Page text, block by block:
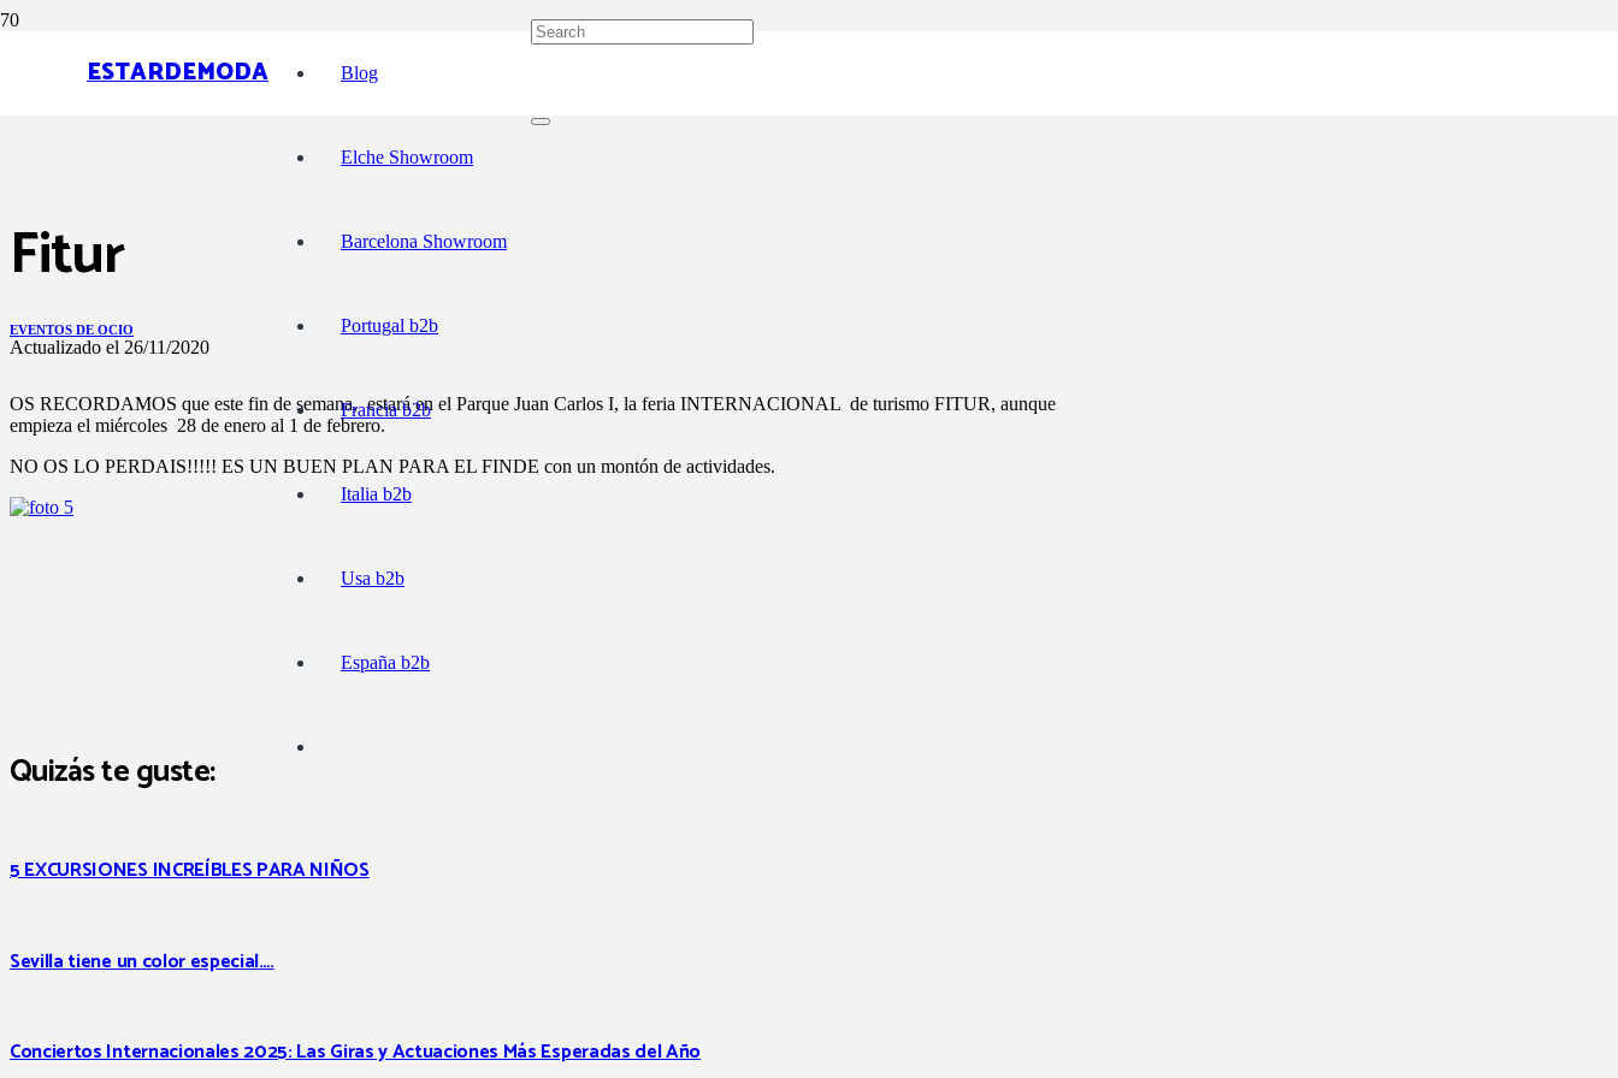
ESTARDEMODA Blog
Elche Showroom
Barcelona Showroom
Portugal b2b
Francia b2b
Italia b2b
Usa b2b
España b2b
Fitur
EVENTOS DE OCIO
Actualizado el 26/11/2020
OS RECORDAMOS que este fin de semana, estará en el Parque Juan Carlos I, la feria INTERNACIONAL de turismo FITUR, aunque
empieza el miércoles 28 de enero al 1 de febrero.
NO OS LO PERDAIS!!!!! ES UN BUEN PLAN PARA EL FINDE con un montón de actividades.
Quizás te guste:
5 EXCURSIONES INCREÍBLES PARA NIÑOS
Sevilla tiene un color especial….
Conciertos Internacionales 2025: Las Giras y Actuaciones Más Esperadas del Año